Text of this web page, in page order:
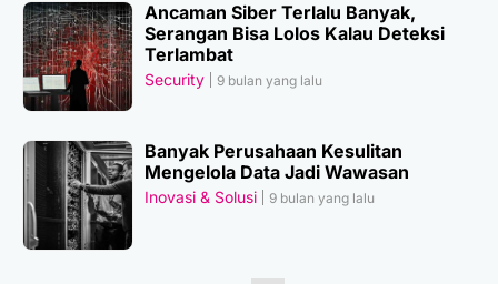
Ancaman Siber Terlalu Banyak,
Serangan Bisa Lolos Kalau Deteksi
Terlambat
Security 9 bulan yang lalu
Banyak Perusahaan Kesulitan
Mengelola Data Jadi Wawasan
Inovasi & Solusi 9 bulan yang lalu